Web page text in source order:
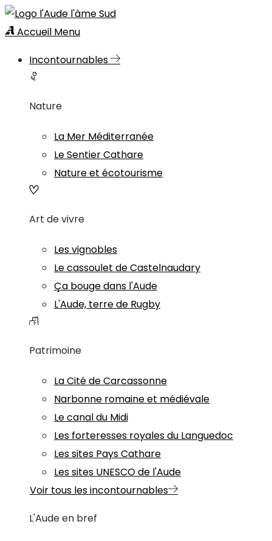
Accueil Menu
Incontournables
Nature
La Mer Méditerranée
Le Sentier Cathare
Nature et écotourisme
Art de vivre
Les vignobles
Le cassoulet de Castelnaudary
Ça bouge dans l'Aude
L'Aude, terre de Rugby
Patrimoine
La Cité de Carcassonne
Narbonne romaine et médiévale
Le canal du Midi
Les forteresses royales du Languedoc
Les sites Pays Cathare
Les sites UNESCO de l'Aude
Voir tous les incontournables
L'Aude en bref